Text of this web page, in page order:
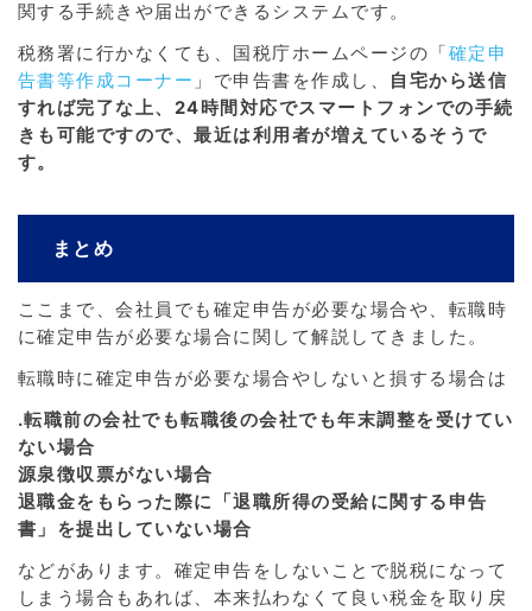
関する手続きや届出ができるシステムです。
税務署に行かなくても、国税庁ホームページの「 確定申
告書等作成コーナー 」で申告書を作成し、 自宅から送信
すれば完了な上、24時間対応でスマートフォンでの手続
きも可能ですので、最近は利用者が増えているそうで
す。
まとめ
ここまで、会社員でも確定申告が必要な場合や、転職時
に確定申告が必要な場合に関して解説してきました。
転職時に確定申告が必要な場合やしないと損する場合は
.転職前の会社でも転職後の会社でも年末調整を受けてい
ない場合
源泉徴収票がない場合
退職金をもらった際に「退職所得の受給に関する申告
書」を提出していない場合
などがあります。確定申告をしないことで脱税になって
しまう場合もあれば、本来払わなくて良い税金を取り戻